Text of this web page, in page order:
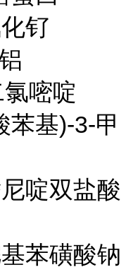
钌
嘧啶
苯基)-3-甲
啶双盐酸
苯磺酸钠